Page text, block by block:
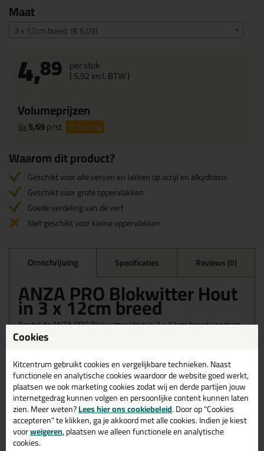
Maat
3 x 12cm breed (€ 6,09)
4,89 per stuk
(5,92incl. BTW )
Volumeprijzen
6x5,69p/st 7%korting
Waarom dit product?
Geschikt voor alle verven en lakken op acryl en alkydbasis
Geschikt voor grote oppervlakken
Goede verdeling van de verf
Niet geschikt voor kleine oppervlakken
Omschrijving Specificaties Reviews (0)
ANZA PRO Blokwitter Hout
in 3 x 12cm breed
Bestel de ANZA PRO Blokwitter Hout in 3 x 12cm breed vandaag
nog! Vandaag besteld = morgen in huis.
Wil je meer weten over de toepassing en kenmerken van dit
product?Lees alles over dit product >
Gerelateerde producten
Cookies
Kitcentrum gebruikt cookies en vergelijkbare technieken. Naast
functionele en analytische cookies waardoor de website goed werkt,
plaatsen we ook marketing cookies zodat wij en derde partijen jouw
internetgedrag kunnen volgen en persoonlijke content kunnen laten
zien. Meer weten?Lees hier ons cookiebeleid. Door op "Cookies
accepteren" te klikken, ga je akkoord met alle cookies. Indien je kiest
voorweigeren, plaatsen we alleen functionele en analytische
cookies.